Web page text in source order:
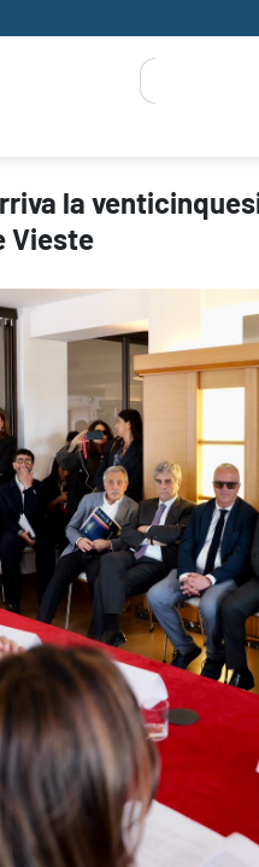
“Il Libro Possibile” tra
la
Vieste